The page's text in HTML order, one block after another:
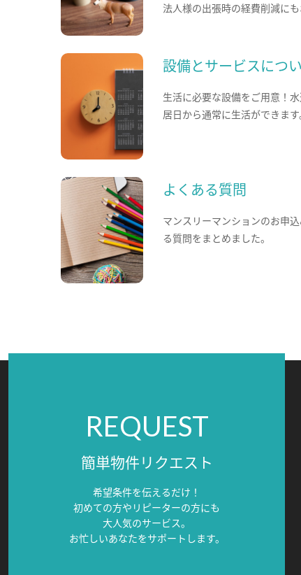
法人様の出張時の経費削減にも
設備とサービスにつ
生活に必要な設備をご用意！
居日から通常に生活ができます
よくある質問
マンスリーマンションのお申
る質問をまとめました。
REQUEST
簡単物件リクエスト
希望条件を伝えるだけ！
初めての方やリピーターの方にも
大人気のサービス。
お忙しいあなたをサポートします。